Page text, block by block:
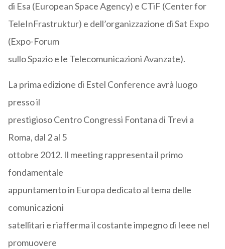
di Esa (European Space Agency) e CTiF (Center for
TeleInFrastruktur) e dell’organizzazione di Sat Expo
(Expo-Forum
sullo Spazio e le Telecomunicazioni Avanzate).
La prima edizione di Estel Conference avrà luogo
presso il
prestigioso Centro Congressi Fontana di Trevi a
Roma, dal 2 al 5
ottobre 2012. Il meeting rappresenta il primo
fondamentale
appuntamento in Europa dedicato al tema delle
comunicazioni
satellitari e riafferma il costante impegno di Ieee nel
promuovere